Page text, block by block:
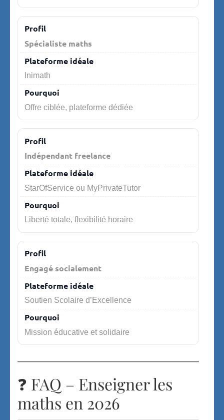
Spécialiste maths
Inimath
Offre ciblée, plateforme dédiée
Indépendant freelance
StarOfService ou MyPrivateTutor
Liberté totale, flexibilité horaire
Engagé socialement
Soutien Scolaire d’Excellence
Mission éducative et solidaire
❓ FAQ – Enseigner les
maths en 2026